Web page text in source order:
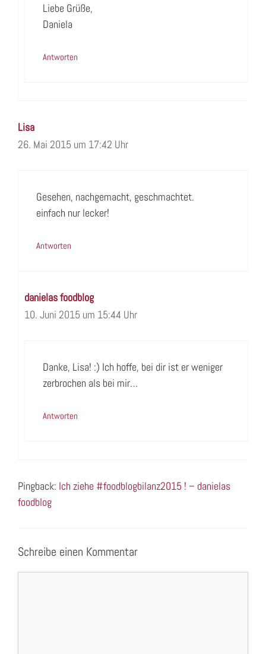
Liebe Grüße,
Daniela
Antworten
Lisa
26. Mai 2015 um 17:42 Uhr
Gesehen, nachgemacht, geschmachtet.
einfach nur lecker!
Antworten
danielas foodblog
10. Juni 2015 um 15:44 Uhr
Danke, Lisa! :) Ich hoffe, bei dir ist er weniger
zerbrochen als bei mir…
Antworten
Pingback: Ich ziehe #foodblogbilanz2015 ! – danielas
foodblog
Schreibe einen Kommentar